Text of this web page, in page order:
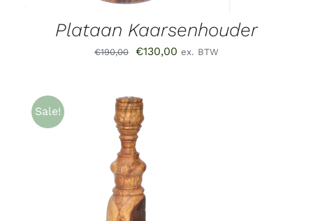
Plataan Kaarsenhouder
€190,00
Oorspronkelijke
€190,00.
€130,00 Huidige
ex. BTW
Sale!
TOEVOEGEN AAN WINKELWAGEN
/